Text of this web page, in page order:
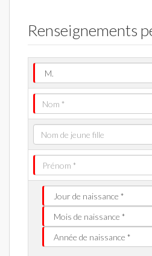
Renseignements